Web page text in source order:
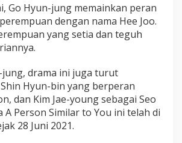
Go Hyun-jung memainkan peran
dengan nama Hee Joo.
yang setia dan teguh
jung, drama ini juga turut
Hyun-bin yang berperan
dan Kim Jae-young sebagai Seo
A Person Similar to You ini telah di
28 Juni 2021.